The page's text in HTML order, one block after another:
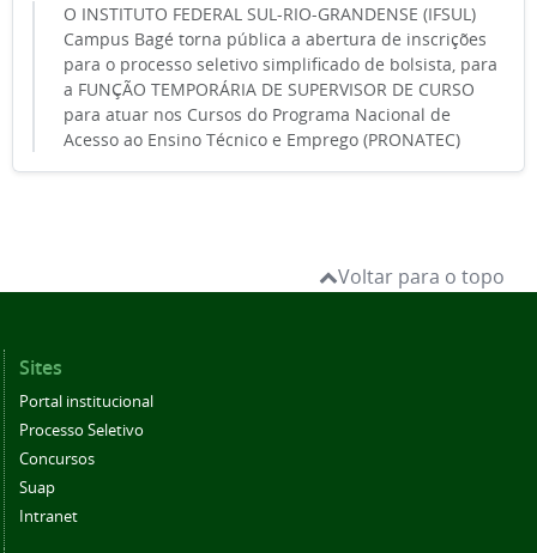
O INSTITUTO FEDERAL SUL-RIO-GRANDENSE (IFSUL)
Campus Bagé torna pública a abertura de inscrições
para o processo seletivo simplificado de bolsista, para
a FUNÇÃO TEMPORÁRIA DE SUPERVISOR DE CURSO
para atuar nos Cursos do Programa Nacional de
Acesso ao Ensino Técnico e Emprego (PRONATEC)
Voltar para o topo
Sites
Portal institucional
Processo Seletivo
Concursos
Suap
Intranet